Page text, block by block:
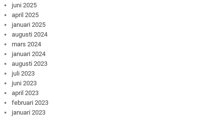
juni 2025
april 2025
januari 2025
augusti 2024
mars 2024
januari 2024
augusti 2023
juli 2023
juni 2023
april 2023
februari 2023
januari 2023